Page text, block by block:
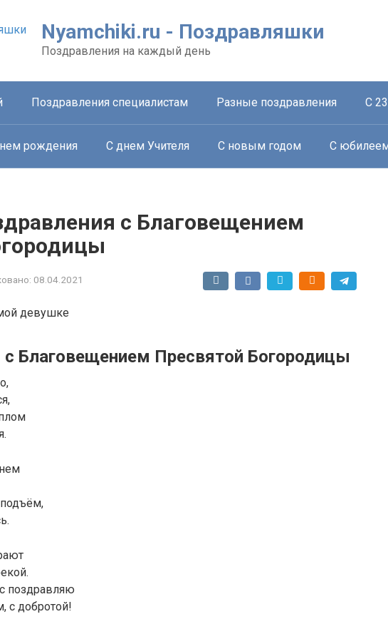
Nyamchiki.ru - Поздравляшки
Поздравления на каждый день
Поздравления специалистам Разные поздравления С
рождения С днем Учителя С новым годом С
с Благовещением
08.04.2021
с Благовещением Пресвятой Богородицы
поздравляю
с добротой!